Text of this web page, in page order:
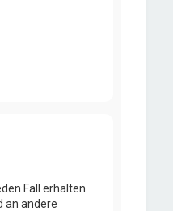
Fall erhalten
an andere